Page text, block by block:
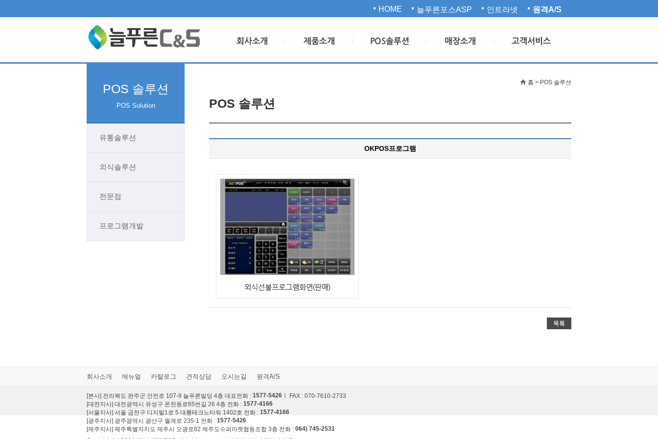
HOME 늘푸른포스ASP 인트라넷 원격A/S
POS 솔루션
POS Solution
유통솔루션
외식솔루션
전문점
프로그램개발
홈 > POS 솔루션
POS 솔루션
OKPOS프로그램
회사소개 메뉴얼 카탈로그 견적상담 오시는길 원격A/S
[본사] 전라북도 완주군 안전로 107-9 늘푸른빌딩 4층 대표전화 : 1577-5426 ㅣ FAX : 070-7610-2733
[대전지사] 대전광역시 유성구 온천동로65번길 26 4층 전화 : 1577-4166
[서울지사] 서울 금천구 디지털1로 5 대룡테크노타워 1402호 전화 : 1577-4166
[광주지사] 광주광역시 광산구 월계로 235-1 전화 : 1577-5426
[제주지사] 제주특별자치도 제주시 오광로82 제주도수퍼마켓협동조합 3층 전화 : 064) 745-2531